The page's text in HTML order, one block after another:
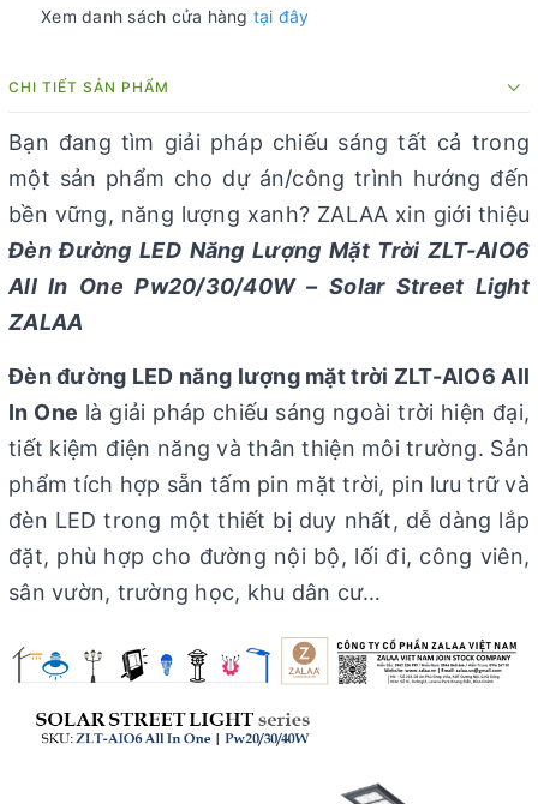
Xem danh sách cửa hàng tại đây
CHI TIẾT SẢN PHẨM
Bạn đang tìm giải pháp chiếu sáng tất cả trong
một sản phẩm cho dự án/công trình hướng đến
bền vững, năng lượng xanh? ZALAA xin giới thiệu
Đèn Đường LED Năng Lượng Mặt Trời ZLT-AIO6
All In One Pw20/30/40W – Solar Street Light
ZALAA
Đèn đường LED năng lượng mặt trời ZLT-AIO6 All
In One là giải pháp chiếu sáng ngoài trời hiện đại,
tiết kiệm điện năng và thân thiện môi trường. Sản
phẩm tích hợp sẵn tấm pin mặt trời, pin lưu trữ và
đèn LED trong một thiết bị duy nhất, dễ dàng lắp
đặt, phù hợp cho đường nội bộ, lối đi, công viên,
sân vườn, trường học, khu dân cư…